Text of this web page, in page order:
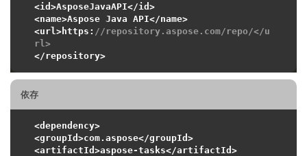
<id>AsposeJavaAPI</id>
<name>Aspose Java API</name>
<url>https: //repository.aspose.com/repo/</u
rl>
依存
<dependency>
<groupId>com.aspose</groupId>
<artifactId>aspose-tasks</artifactId>